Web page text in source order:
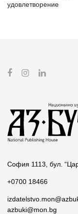
удовлетворение
София 1113, бул.
+0700 18466
azbuki@mon.bg